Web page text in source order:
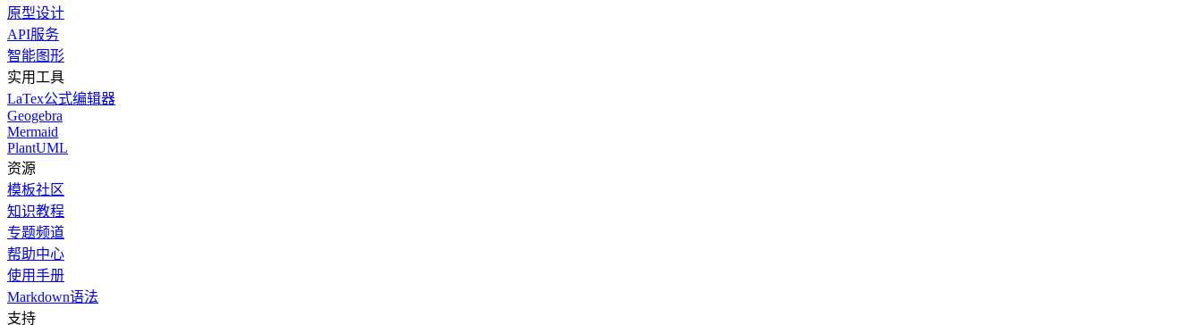
原型设计
API服务
智能图形
实用工具
LaTex公式编辑器
Geogebra
Mermaid
PlantUML
资源
模板社区
知识教程
专题频道
帮助中心
使用手册
Markdown语法
支持